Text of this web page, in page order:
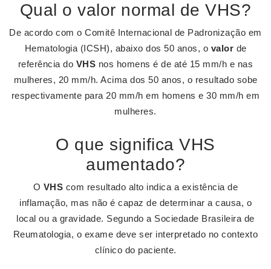
Qual o valor normal de VHS?
De acordo com o Comitê Internacional de Padronização em
Hematologia (ICSH), abaixo dos 50 anos, o valor de
referência do VHS nos homens é de até 15 mm/h e nas
mulheres, 20 mm/h. Acima dos 50 anos, o resultado sobe
respectivamente para 20 mm/h em homens e 30 mm/h em
mulheres.
O que significa VHS
aumentado?
O VHS com resultado alto indica a existência de
inflamação, mas não é capaz de determinar a causa, o
local ou a gravidade. Segundo a Sociedade Brasileira de
Reumatologia, o exame deve ser interpretado no contexto
clínico do paciente.